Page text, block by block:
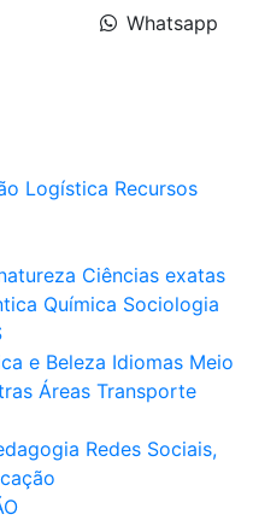
Whatsapp
Logística Recursos
Ciências exatas
Química Sociologia
e Beleza Idiomas Meio
Áreas Transporte
Redes Sociais,